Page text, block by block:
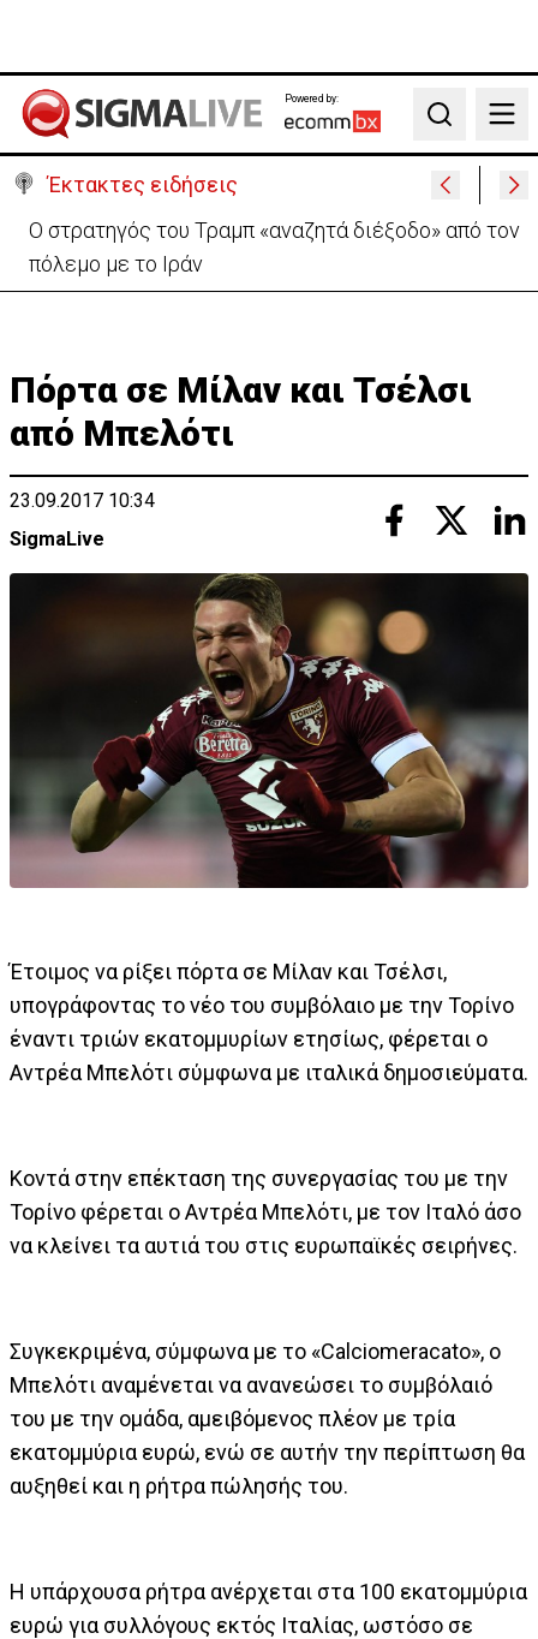
Powered by:
Search
Έκτακτες ειδήσεις
Ο στρατηγός του Τραμπ «αναζητά διέξοδο» από τον
πόλεμο με το Ιράν
Πόρτα σε Μίλαν και Τσέλσι
από Μπελότι
23.09.2017 10:34
SigmaLive
Έτοιμος να ρίξει πόρτα σε Μίλαν και Τσέλσι,
υπογράφοντας το νέο του συμβόλαιο με την Τορίνο
έναντι τριών εκατομμυρίων ετησίως, φέρεται ο
Αντρέα Μπελότι σύμφωνα με ιταλικά δημοσιεύματα.
Κοντά στην επέκταση της συνεργασίας του με την
Τορίνο φέρεται ο Αντρέα Μπελότι, με τον Ιταλό άσο
να κλείνει τα αυτιά του στις ευρωπαϊκές σειρήνες.
Συγκεκριμένα, σύμφωνα με το «Calciomeracato», ο
Μπελότι αναμένεται να ανανεώσει το συμβόλαιό
του με την ομάδα, αμειβόμενος πλέον με τρία
εκατομμύρια ευρώ, ενώ σε αυτήν την περίπτωση θα
αυξηθεί και η ρήτρα πώλησής του.
Η υπάρχουσα ρήτρα ανέρχεται στα 100 εκατομμύρια
ευρώ για συλλόγους εκτός Ιταλίας, ωστόσο σε